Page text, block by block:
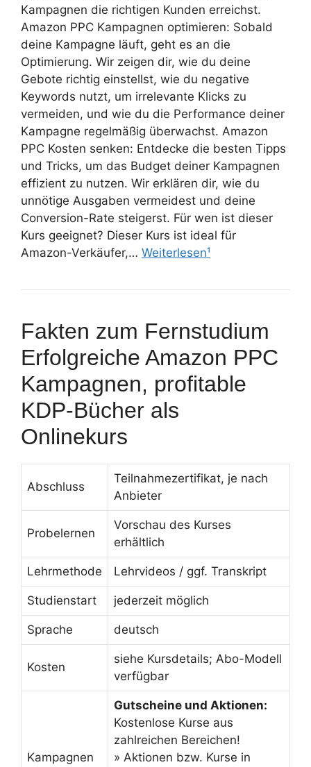
Kampagnen die richtigen Kunden erreichst.
Amazon PPC Kampagnen optimieren: Sobald
deine Kampagne läuft, geht es an die
Optimierung. Wir zeigen dir, wie du deine
Gebote richtig einstellst, wie du negative
Keywords nutzt, um irrelevante Klicks zu
vermeiden, und wie du die Performance deiner
Kampagne regelmäßig überwachst. Amazon
PPC Kosten senken: Entdecke die besten Tipps
und Tricks, um das Budget deiner Kampagnen
effizient zu nutzen. Wir erklären dir, wie du
unnötige Ausgaben vermeidest und deine
Conversion-Rate steigerst. Für wen ist dieser
Kurs geeignet? Dieser Kurs ist ideal für
Amazon-Verkäufer,… Weiterlesen¹
Fakten zum Fernstudium
Erfolgreiche Amazon PPC
Kampagnen, profitable
KDP-Bücher als
Onlinekurs
Abschluss
Teilnahmezertifikat, je nach
Anbieter
Probelernen
Vorschau des Kurses
erhältlich
Lehrmethode Lehrvideos / ggf. Transkript
Studienstart jederzeit möglich
Sprache deutsch
Kosten
siehe Kursdetails; Abo-Modell
verfügbar
Kampagnen
Gutscheine und Aktionen:
Kostenlose Kurse aus
zahlreichen Bereichen!
» Aktionen bzw. Kurse in